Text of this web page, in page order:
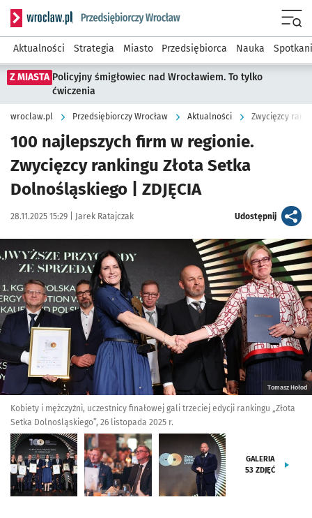
Serwis informacyjny wroclaw.pl podserwis: Strategia
Aktualności Strategia Miasto Przedsiębiorca Nauka
Z MIASTA Policyjny śmigłowiec nad Wrocławiem. To tylko
ćwiczenia
wroclaw.pl Przedsiębiorczy Wrocław Aktualności Zwycięzcy
100 najlepszych firm w regionie.
Zwycięzcy rankingu Złota Setka
Dolnośląskiego | ZDJĘCIA
Data publikacji:
28.11.2025 15:29 | Autor:
Jarek Ratajczak Udostępnijartykuł
Kliknij, aby zobaczyć galerię
Tomasz Hołod
Kobiety i mężczyźni, uczestnicy finałowej gali trzeciej edycji rankingu „Złota
Setka Dolnośląskiego”, 26 listopada 2025 r.
GALERIA
53 ZDJĘĆ